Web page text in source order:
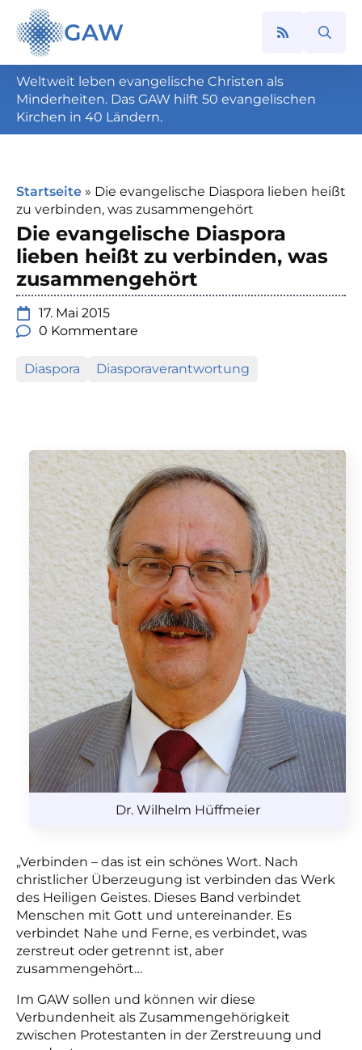
GAW
Search
Weltweit leben evangelische Christen als
Minderheiten. Das GAW hilft 50 evangelischen
Kirchen in 40 Ländern.
Startseite » Die evangelische Diaspora lieben heißt
zu verbinden, was zusammengehört
Die evangelische Diaspora
lieben heißt zu verbinden, was
zusammengehört
17. Mai 2015
0 Kommentare
Diaspora Diasporaverantwortung
Dr. Wilhelm Hüffmeier
„Verbinden – das ist ein schönes Wort. Nach
christlicher Überzeugung ist verbinden das Werk
des Heiligen Geistes. Dieses Band verbindet
Menschen mit Gott und untereinander. Es
verbindet Nahe und Ferne, es verbindet, was
zerstreut oder getrennt ist, aber
zusammengehört…
Im GAW sollen und können wir diese
Verbundenheit als Zusammengehörigkeit
zwischen Protestanten in der Zerstreuung und